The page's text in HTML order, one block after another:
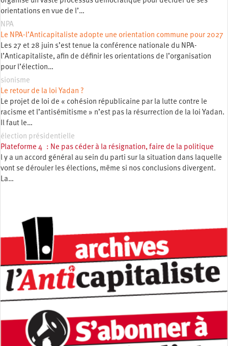
orientations en vue de l’…
NPA
Le NPA-l’Anticapitaliste adopte une orientation commune pour 2027
Les 27 et 28 juin s’est tenue la conférence nationale du NPA-
l’Anticapitaliste, afin de définir les orientations de l’organisation
pour l’élection…
sionisme
Le retour de la loi Yadan ?
Le projet de loi de « cohésion républicaine par la lutte contre le
racisme et l’antisémitisme » n’est pas la résurrection de la loi Yadan.
Il faut le…
élection présidentielle
Plateforme 4 : Ne pas céder à la résignation, faire de la politique
l y a un accord général au sein du parti sur la situation dans laquelle
vont se dérouler les élections, même si nos conclusions divergent.
La…